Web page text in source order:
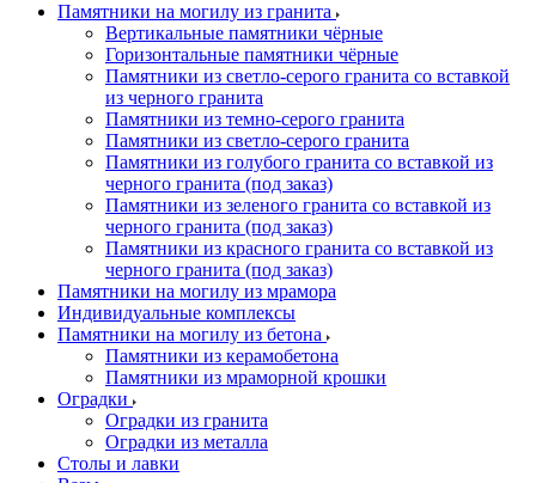
Памятники на могилу из гранита
Вертикальные памятники чёрные
Горизонтальные памятники чёрные
Памятники из светло-серого гранита со вставкой
из черного гранита
Памятники из темно-серого гранита
Памятники из светло-серого гранита
Памятники из голубого гранита со вставкой из
черного гранита (под заказ)
Памятники из зеленого гранита со вставкой из
черного гранита (под заказ)
Памятники из красного гранита со вставкой из
черного гранита (под заказ)
Памятники на могилу из мрамора
Индивидуальные комплексы
Памятники на могилу из бетона
Памятники из керамобетона
Памятники из мраморной крошки
Оградки
Оградки из гранита
Оградки из металла
Столы и лавки